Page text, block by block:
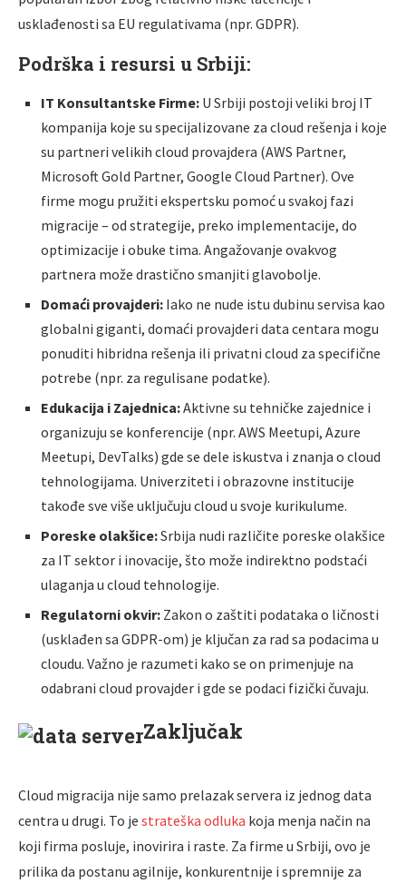
usklađenosti sa EU regulativama (npr. GDPR).
Podrška i resursi u Srbiji:
IT Konsultantske Firme: U Srbiji postoji veliki broj IT
kompanija koje su specijalizovane za cloud rešenja i koje
su partneri velikih cloud provajdera (AWS Partner,
Microsoft Gold Partner, Google Cloud Partner). Ove
firme mogu pružiti ekspertsku pomoć u svakoj fazi
migracije – od strategije, preko implementacije, do
optimizacije i obuke tima. Angažovanje ovakvog
partnera može drastično smanjiti glavobolje.
Domaći provajderi: Iako ne nude istu dubinu servisa kao
globalni giganti, domaći provajderi data centara mogu
ponuditi hibridna rešenja ili privatni cloud za specifične
potrebe (npr. za regulisane podatke).
Edukacija i Zajednica:Aktivne su tehničke zajednice i
organizuju se konferencije (npr. AWS Meetupi, Azure
Meetupi, DevTalks) gde se dele iskustva i znanja o cloud
tehnologijama. Univerziteti i obrazovne institucije
takođe sve više uključuju cloud u svoje kurikulume.
Poreske olakšice:Srbija nudi različite poreske olakšice
za IT sektor i inovacije, što može indirektno podstaći
ulaganja u cloud tehnologije.
Regulatorni okvir: Zakon o zaštiti podataka o ličnosti
(usklađen sa GDPR-om) je ključan za rad sa podacima u
cloudu. Važno je razumeti kako se on primenjuje na
odabrani cloud provajder i gde se podaci fizički čuvaju.
Zaključak
Cloud migracija nije samo prelazak servera iz jednog data
centra u drugi. To je strateška odluka koja menja način na
koji firma posluje, inovirira i raste. Za firme u Srbiji, ovo je
prilika da postanu agilnije, konkurentnije i spremnije za